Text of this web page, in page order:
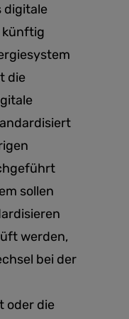
digitale
künftig
die
sollen
werden,
bei der
oder die